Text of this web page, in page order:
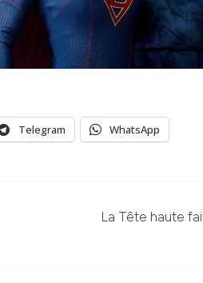
Telegram WhatsApp
La Tête haute